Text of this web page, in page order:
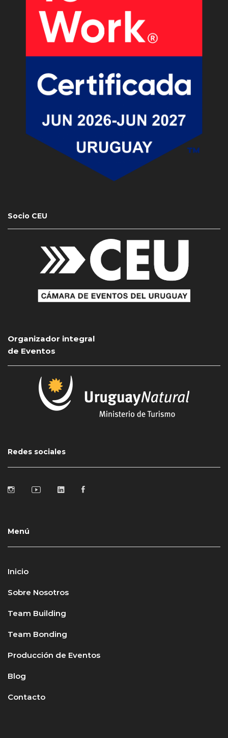
Socio CEU
Organizador integral
de Eventos
Redes sociales
Menú
Inicio
Sobre Nosotros
Team Building
Team Bonding
Producción de Eventos
Blog
Contacto